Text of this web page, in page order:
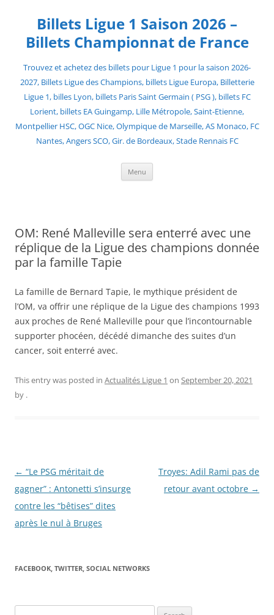
contentBillets Ligue 1 Saison 2026 –
Billets Championnat de France
Trouvez et achetez des billets pour Ligue 1 pour la saison 2026-
2027, Billets Ligue des Champions, billets Ligue Europa, Billetterie
Ligue 1, billes Lyon, billets Paris Saint Germain ( PSG ), billets FC
Lorient, billets EA Guingamp, Lille Métropole, Saint-Etienne,
Montpellier HSC, OGC Nice, Olympique de Marseille, AS Monaco, FC
Nantes, Angers SCO, Gir. de Bordeaux, Stade Rennais FC
Menu
OM: René Malleville sera enterré avec une
réplique de la Ligue des champions donnée
par la famille Tapie
La famille de Bernard Tapie, le mythique président de
l’OM, va offrir une réplique de la Ligue des champions 1993
aux proches de René Malleville pour que l’incontournable
supporter phocéen, décédé dimanche des suites d’un
cancer, soit enterré avec.
This entry was posted in Actualités Ligue 1 on September 20, 2021
by .
Post
navigation
← “Le PSG méritait de
gagner” : Antonetti s’insurge
contre les “bêtises” dites
après le nul à Bruges
Troyes: Adil Rami pas de
retour avant octobre →
FACEBOOK, TWITTER, SOCIAL NETWORKS